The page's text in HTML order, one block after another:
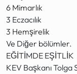
6 Mimarlık
3 Eczacılık
3 Hemşirelik
Ve Diğer bölümler.
EĞİTİMDE EŞİTLİK
KEV Başkanı Tolga